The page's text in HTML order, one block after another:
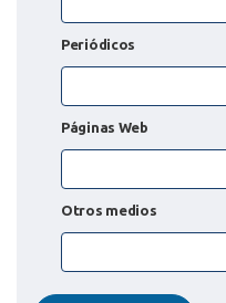
Periódicos
Páginas Web
Otros medios